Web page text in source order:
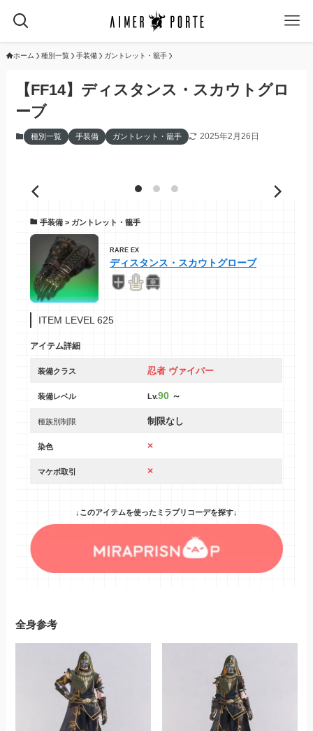
ホーム 種別一覧 手装備 ガントレット・籠手
【FF14】ディスタンス・スカウトグロ
ーブ
種別一覧 手装備 ガントレット・籠手 2025年2月26日
手装備 > ガントレット・籠手
RARE EX
ディスタンス・スカウトグローブ
ITEM LEVEL 625
アイテム詳細
装備クラス 忍者 ヴァイパー
装備レベル Lv.90～
種族別制限 制限なし
染色 ×
マケボ取引 ×
↓このアイテムを使ったミラプリコーデを探す↓
全身参考